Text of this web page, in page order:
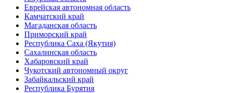
Еврейская автономная область
Камчатский край
Магаданская область
Приморский край
Республика Саха (Якутия)
Сахалинская область
Хабаровский край
Чукотский автономный округ
Забайкальский край
Республика Бурятия